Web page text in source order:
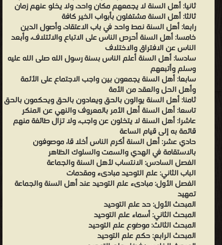
ثانيا: أهل السنة لا يجمعهم مكان واحد، ولا يخلو عنهم زمان
ثالثا: أهل السنة مشتغلون بأبواب الخير كافة
رابعا: أهل السنة نمط واحد في باب الاعتقاد، وأصول الدين
خامسا: أهل السنة أحرص الناس على الاتباع والائتلاف، وأبعد
الناس عن الافتراق والاختلاف
سادسا: أهل السنة أعلم الناس بسنة رسول الله صلى الله عليه
وسلم وأتبعهم
سابعا: أهل السنة يجمعون بين واجب الاجتماع على الأئمة
وأهل الحل والعقد من الأمة
ثامنا: أهل السنة يوالون بالحق ويعادون بالحق ويحكمون بالحق
تاسعا: أهل السنة أهل الأمر بالمعروف والنهي عن المنكر
عاشرا: أهل السنة لا يتخلون عن واجب، ولا تزال طائفة منهم
قائمة به إلى قيام الساعة
حادي عشر: أهل السنة أكرم الناس أخلا قا، موصوفون
بالاستقامة في الهدي والسمت والسلوك الظاهر
الفصل السادس: الانتساب لأهل السنة والجماعة
الباب الثاني: علم التوحيد مبادىء ومقدمات
الفصل الأول: مبادىء علم التوحيد عند أهل السنة والجماعة
تمهيد
المبحث الأول: حد علم التوحيد
المبحث الثاني: أسماء علم التوحيد
المبحث الثالث: موضوع علم التوحيد
المبحث الرابع: حكم علم التوحيد